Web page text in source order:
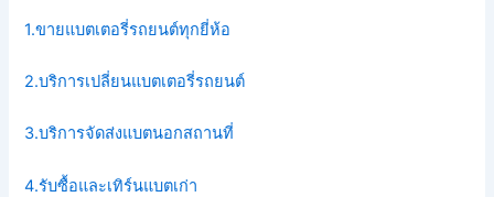
1.ขายแบตเตอรี่รถยนต์ทุกยี่ห้อ
2.บริการเปลี่ยนแบตเตอรี่รถยนต์
3.บริการจัดส่งแบตนอกสถานที่
4.รับซื้อและเทิร์นแบตเก่า